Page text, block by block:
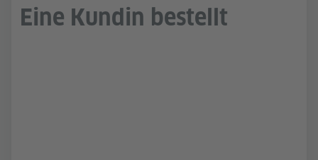
Eine Kundin bestellt